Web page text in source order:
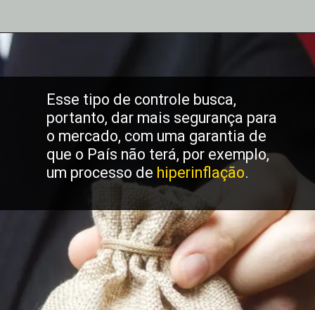
Esse tipo de controle busca,
portanto, dar mais segurança para
o mercado, com uma garantia de
que o País não terá, por exemplo,
um processo de hiperinflação.